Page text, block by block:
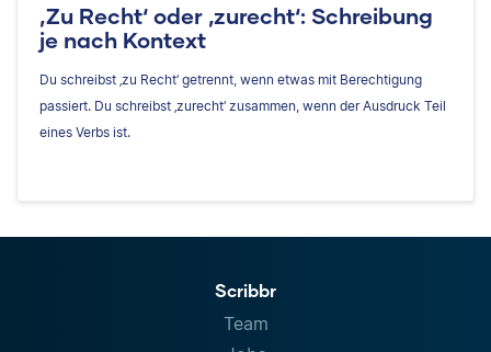
‚Zu Recht‘ oder ‚zurecht‘: Schreibung
je nach Kontext
Du schreibst ‚zu Recht‘ getrennt, wenn etwas mit Berechtigung
passiert. Du schreibst ‚zurecht‘ zusammen, wenn der Ausdruck Teil
eines Verbs ist.
Scribbr
Team